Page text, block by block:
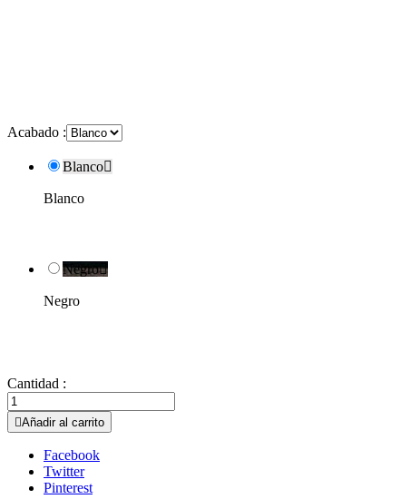
Acabado :
Blanco
Blanco
Negro
Negro
Cantidad :
Añadir al carrito
Facebook
Twitter
Pinterest